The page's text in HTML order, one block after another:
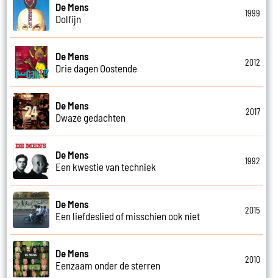
De Mens
Dolfijn
1999
De Mens
Drie dagen Oostende
2012
De Mens
Dwaze gedachten
2017
De Mens
Een kwestie van techniek
1992
De Mens
Een liefdeslied of misschien ook niet
2015
De Mens
Eenzaam onder de sterren
2010